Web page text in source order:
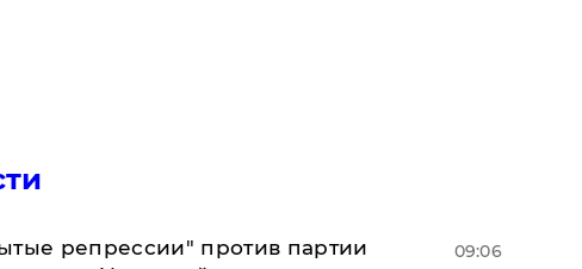
репрессии" против партии
09:06